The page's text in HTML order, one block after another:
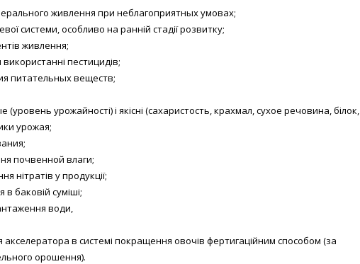
живлення при неблагоприятных умовах;
системи, особливо на ранній стадії розвитку;
живлення;
пестицидів;
питательных веществ;
урожайності) і якісні (сахаристость, крахмал, сухое речовина, білок,
урожая;
почвенной влаги;
нітратів у продукції;
баковій суміші;
води,
акселератора в системі покращення овочів фертигаційним способом (за
орошення).